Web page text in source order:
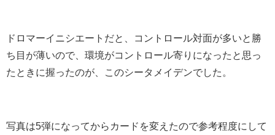
ドロマーイニシエートだと、コントロール対面が多いと勝
ち目が薄いので、環境がコントロール寄りになったと思っ
たときに握ったのが、このシータメイデンでした。
写真は5弾になってからカードを変えたので参考程度にして